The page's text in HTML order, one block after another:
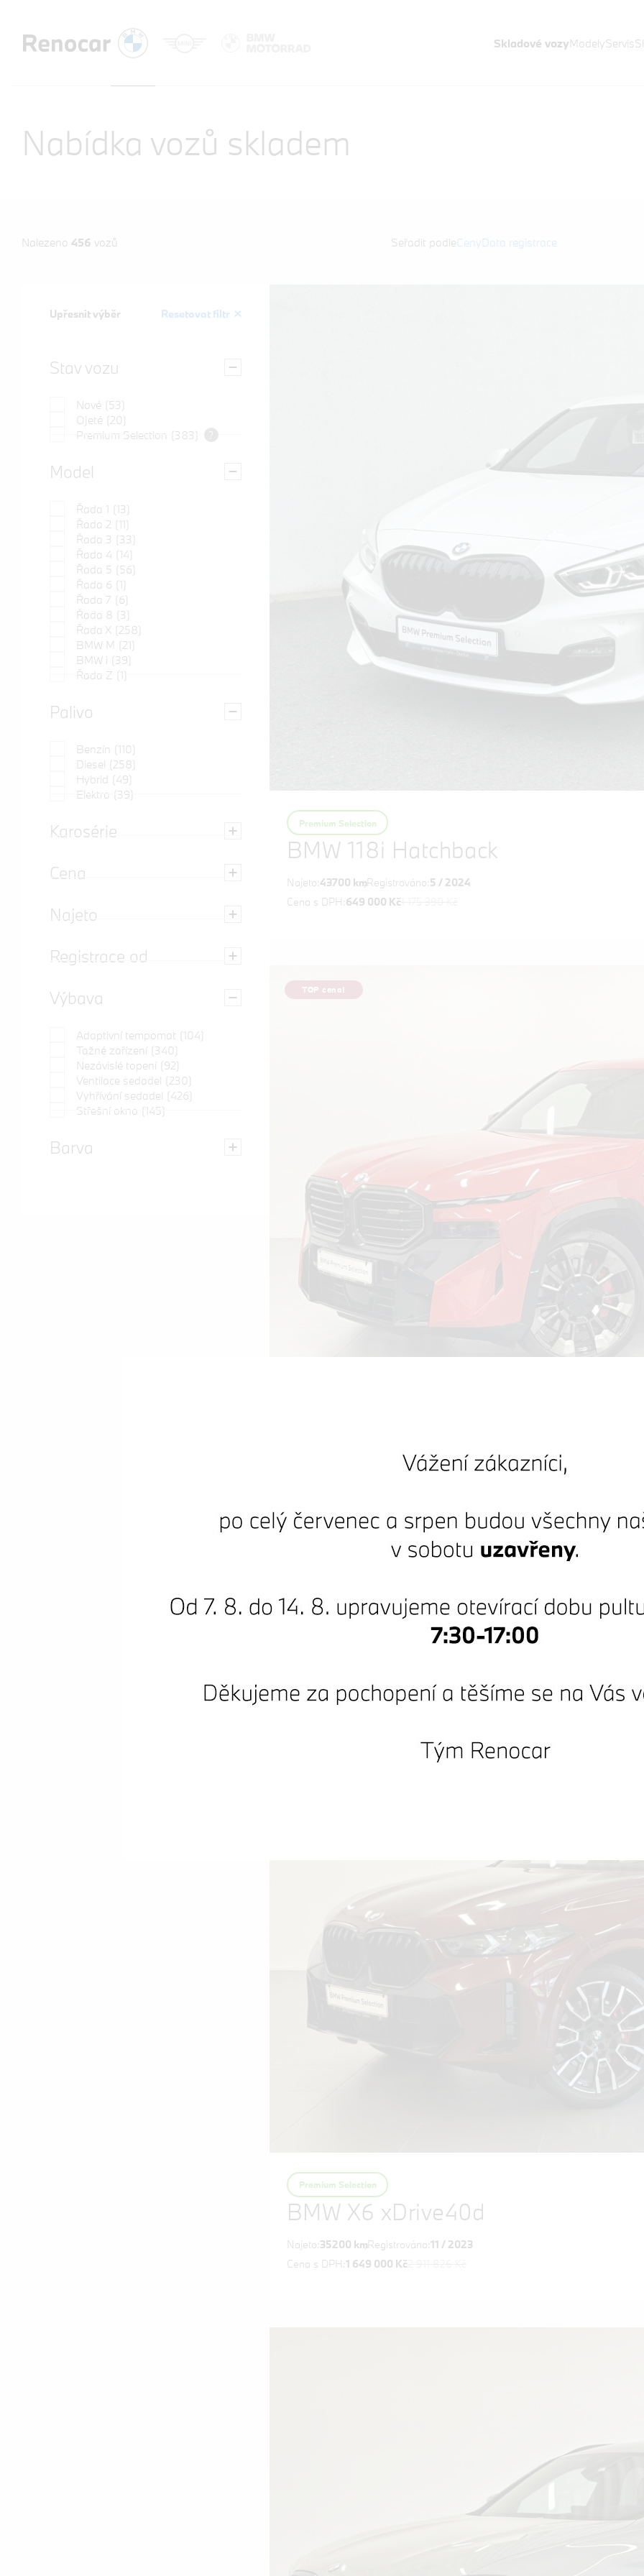
Skladové vozyModelyServis
Nabídka vozů skladem
Nalezeno 456 vozů Seřadit podleCenyData registrace
Upřesnit výběr Resetovat filtr
Stav vozu
Nové (53)
Ojeté (20)
Premium Selection (383)
Model
Řada 1
(13)
Řada 2 (11)
Řada 3 (33)
Řada 4 (14)
Řada 5 (56)
Řada 6 (1)
Řada 7 (6)
Řada 8 (3)
Řada X (258)
BMW M (21)
BMW i (39)
Řada Z (1)
Palivo
Benzín (110)
Diesel (258)
Hybrid (49)
Elektro (39)
Karosérie
Cena
Najeto
Registrace od
Výbava
Adaptivní tempomat (104)
Tažné zařízení (340)
Nezávislé topení (92)
Ventilace sedadel (230)
Vyhřívání sedadel (426)
Střešní okno (145)
Barva
BMW 118i Hatchback
Premium Selection
Najeto:43700 kmRegistrováno:5 / 2024
Cena s DPH:649 000 Kč
TOP cena!
BMW XM 480kw Bowers & Wilkins
BMW X6 xDrive40d
Premium Selection
Najeto:35200 kmRegistrováno:11 / 2023
Cena s DPH:1 649 000 Kč